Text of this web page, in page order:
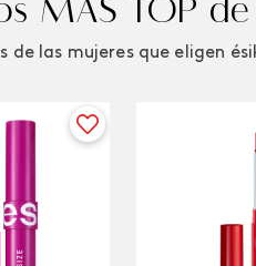
MÁS TOP de
las mujeres que eligen